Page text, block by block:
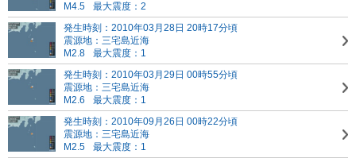
M4.5
最大震度：2
発生時刻：2010年03月28日 20時17分頃
震源地：三宅島近海
M2.8
最大震度：1
発生時刻：2010年03月29日 00時55分頃
震源地：三宅島近海
M2.6
最大震度：1
発生時刻：2010年09月26日 00時22分頃
震源地：三宅島近海
M2.5
最大震度：1